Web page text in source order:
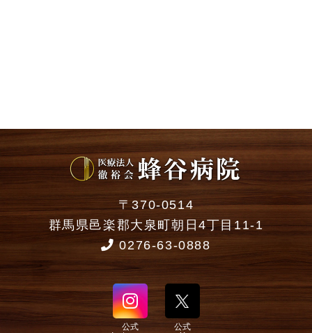
〒370-0514
群馬県邑楽郡大泉町朝日4丁目11-1
0276-63-0888
公式
公式